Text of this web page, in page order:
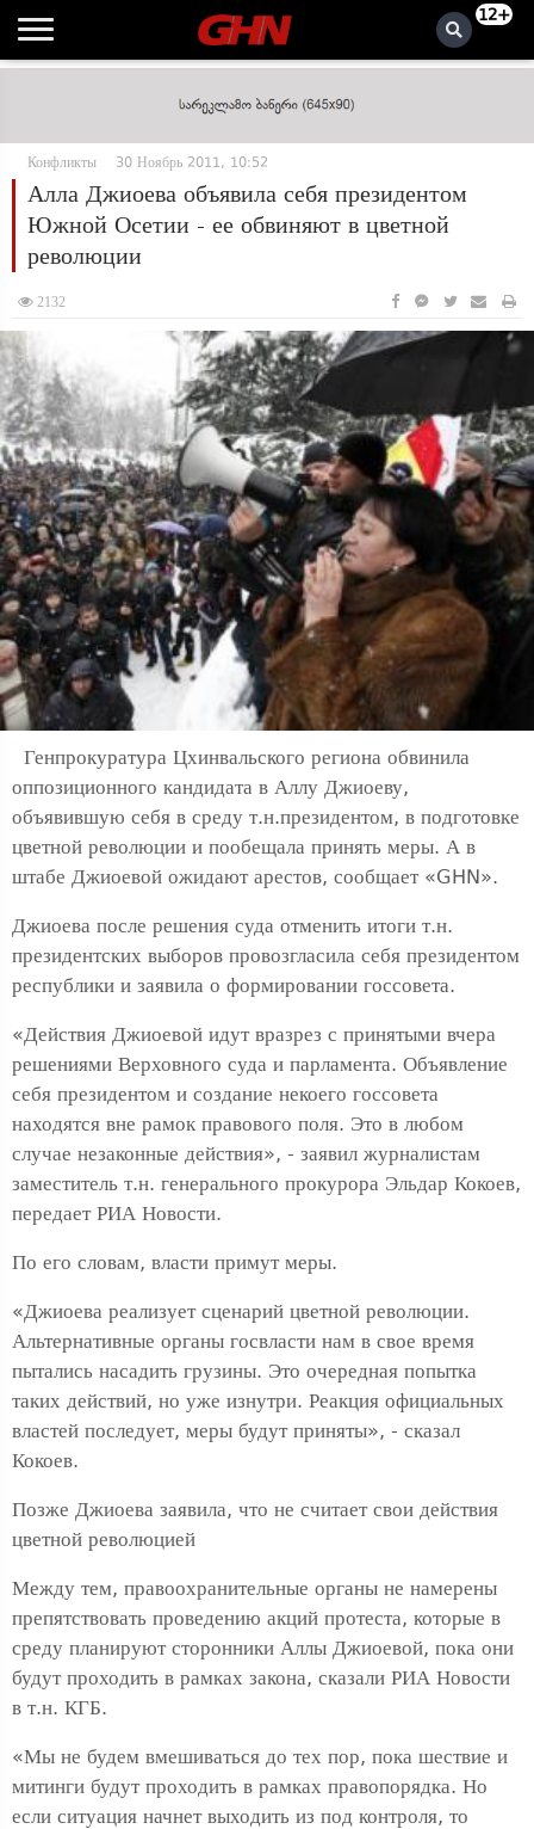
12+
Конфликты 30 Ноябрь 2011, 10:52
Алла Джиоева объявила себя президентом
Южной Осетии - ее обвиняют в цветной
революции
2132
Генпрокуратура Цхинвальского региона обвинила
оппозиционного кандидата в Аллу Джиоеву,
объявившую себя в среду т.н.президентом, в подготовке
цветной революции и пообещала принять меры. А в
штабе Джиоевой ожидают арестов, сообщает «GHN».
Джиоева после решения суда отменить итоги т.н.
президентских выборов провозгласила себя президентом
республики и заявила о формировании госсовета.
«Действия Джиоевой идут вразрез с принятыми вчера
решениями Верховного суда и парламента. Объявление
себя президентом и создание некоего госсовета
находятся вне рамок правового поля. Это в любом
случае незаконные действия», - заявил журналистам
заместитель т.н. генерального прокурора Эльдар Кокоев,
передает РИА Новости.
По его словам, власти примут меры.
«Джиоева реализует сценарий цветной революции.
Альтернативные органы госвласти нам в свое время
пытались насадить грузины. Это очередная попытка
таких действий, но уже изнутри. Реакция официальных
властей последует, меры будут приняты», - сказал
Кокоев.
Позже Джиоева заявила, что не считает свои действия
цветной революцией
Между тем, правоохранительные органы не намерены
препятствовать проведению акций протеста, которые в
среду планируют сторонники Аллы Джиоевой, пока они
будут проходить в рамках закона, сказали РИА Новости
в т.н. КГБ.
«Мы не будем вмешиваться до тех пор, пока шествие и
митинги будут проходить в рамках правопорядка. Но
если ситуация начнет выходить из под контроля, то